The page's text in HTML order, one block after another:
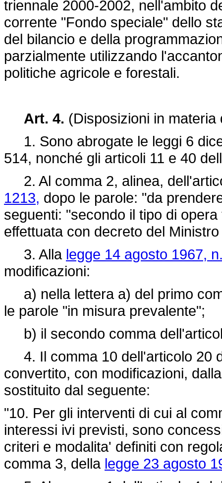
triennale 2000-2002, nell'ambito
corrente "Fondo speciale" dello
del bilancio e della
parzialmente utilizzando
politiche agricole e forestali.
Art. 4. (Disposizioni in
1. Sono abrogate le leggi 6
514, nonché gli articoli 11 e 40
2. Al comma 2, alinea,
1213, dopo le parole: "da
seguenti: "secondo il tipo di
effettuata con decreto del
3. Alla legge 14 agosto 1967,
modificazioni:
a) nella lettera a) del primo
le parole "in misura prevalente";
b) il secondo comma
4. Il comma 10 dell'articolo 20
convertito, con modificazioni,
sostituito dal seguente:
"10. Per gli interventi di cui al
interessi ivi previsti, sono
criteri e modalita' definiti con
comma 3, della legge 23 agosto